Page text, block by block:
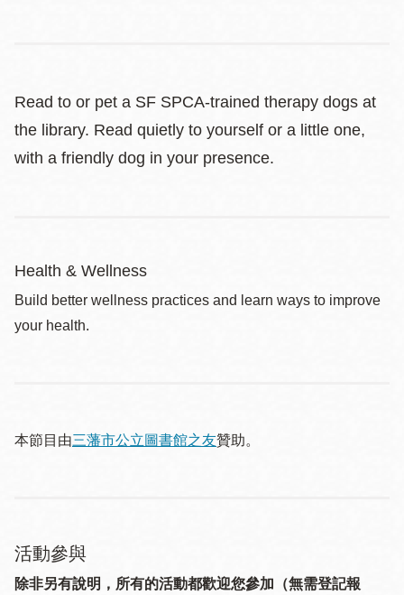
Read to or pet a SF SPCA-trained therapy dogs at
the library. Read quietly to yourself or a little one,
with a friendly dog in your presence.
Health & Wellness
Build better wellness practices and learn ways to improve
your health.
本節目由三藩市公立圖書館之友贊助。
活動參與
除非另有說明，所有的活動都歡迎您參加（無需登記報